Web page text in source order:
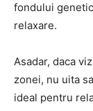
fondului
relaxare.
Asadar, daca
zonei, nu uita
ideal pentru